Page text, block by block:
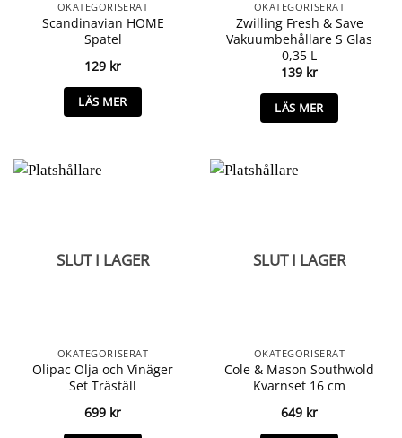
OKATEGORISERAT
Scandinavian HOME
Spatel
129 kr
LÄS MER
OKATEGORISERAT
Zwilling Fresh & Save
Vakuumbehållare S Glas
0,35 L
139 kr
LÄS MER
SLUT I LAGER
OKATEGORISERAT
Olipac Olja och Vinäger
Set Träställ
699 kr
SLUT I LAGER
OKATEGORISERAT
Cole & Mason Southwold
Kvarnset 16 cm
649 kr